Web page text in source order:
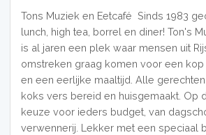
Tons Muziek en Eetcafé Sinds 1983
lunch, high tea, borrel en diner! Ton's
is al jaren een plek waar mensen uit
omstreken graag komen voor een
en een eerlijke maaltijd. Alle
koks vers bereid en huisgemaakt. Op
keuze voor ieders budget, van
verwennerij. Lekker met een speciaal